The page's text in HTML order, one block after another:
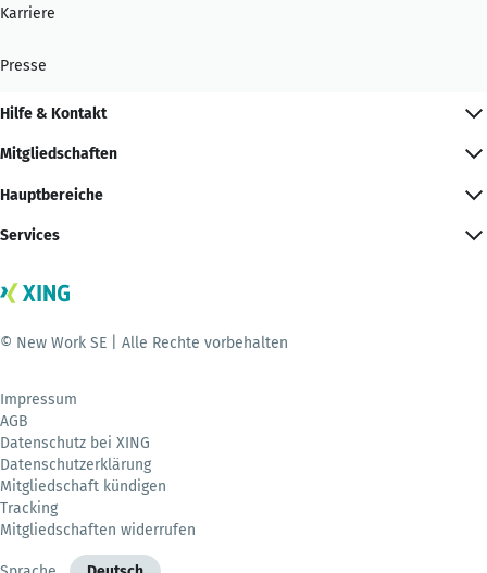
Karriere
Presse
Hilfe & Kontakt
Mitgliedschaften
Hauptbereiche
Services
© New Work SE | Alle Rechte vorbehalten
Impressum
AGB
Datenschutz bei XING
Datenschutzerklärung
Mitgliedschaft kündigen
Tracking
Mitgliedschaften widerrufen